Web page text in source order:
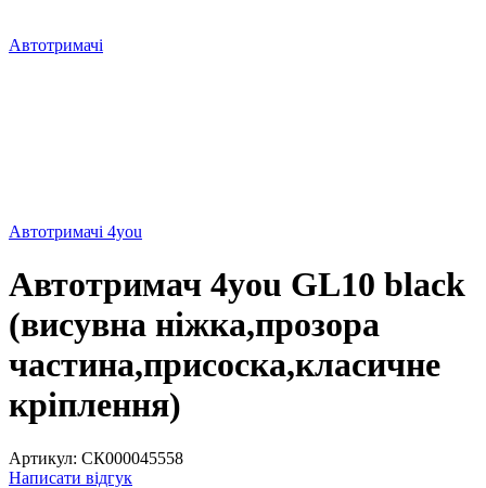
Автотримачі
Автотримачі 4you
Автотримач 4you GL10 black
(висувна ніжка,прозора
частина,присоска,класичне
кріплення)
Артикул: СК000045558
Написати відгук